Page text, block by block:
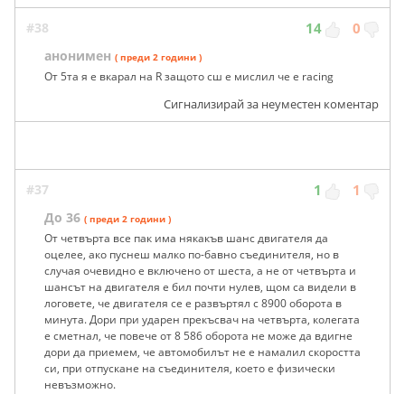
#38 14 0
анонимен ( преди 2 години )
От 5та я е вкарал на R защото сш е мислил че е racing
Сигнализирай за неуместен коментар
#37 1 1
До 36 ( преди 2 години )
От четвърта все пак има някакъв шанс двигателя да
оцелее, ако пуснеш малко по-бавно съединителя, но в
случая очевидно е включено от шеста, а не от четвърта и
шансът на двигателя е бил почти нулев, щом са видели в
логовете, че двигателя се е развъртял с 8900 оборота в
минута. Дори при ударен прекъсвач на четвърта, колегата
е сметнал, че повече от 8 586 оборота не може да вдигне
дори да приемем, че автомобилът не е намалил скоростта
си, при отпускане на съединителя, което е физически
невъзможно.